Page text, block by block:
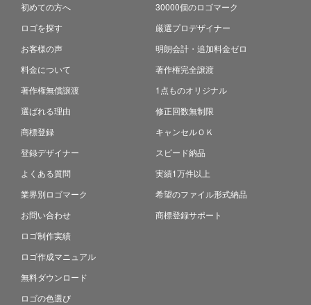
初めての方へ
ロゴを探す
お客様の声
料金について
著作権無償譲渡
選ばれる理由
商標登録
登録デザイナー
よくある質問
業界別ロゴマーク
お問い合わせ
ロゴ制作実績
ロゴ作成マニュアル
無料ダウンロード
ロゴの色選び
30000個のロゴマーク
厳選プロデザイナー
明朗会計・追加料金ゼロ
著作権完全譲渡
1点ものオリジナル
修正回数無制限
キャンセルＯＫ
スピード納品
実績1万件以上
希望のファイル形式納品
商標登録サポート